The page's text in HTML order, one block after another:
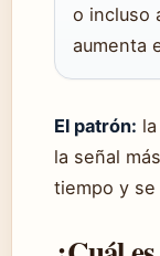
o incluso
aumenta
El patrón:
la señal
tiempo y